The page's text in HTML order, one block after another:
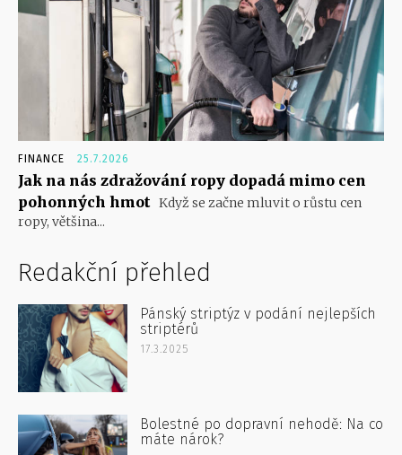
FINANCE 25.7.2026
Jak na nás zdražování ropy dopadá mimo cen
pohonných hmot Když se začne mluvit o růstu cen
ropy, většina...
Redakční přehled
Pánský striptýz v podání nejlepších
striptérů
17.3.2025
Bolestné po dopravní nehodě: Na co
máte nárok?